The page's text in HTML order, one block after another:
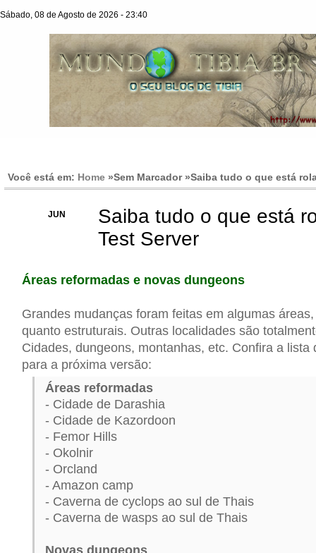
Sábado, 08 de Agosto de 2026 - 23:40
Você está em: Home »Sem Marcador »Saiba tudo o que está
JUN
Saiba tudo o que está
Test Server
Áreas reformadas e novas dungeons
Grandes mudanças foram feitas em algumas
quanto estruturais. Outras localidades são
Cidades, dungeons, montanhas, etc. Confira a lista
para a próxima versão:
Áreas reformadas
- Cidade de Darashia
- Cidade de Kazordoon
- Femor Hills
- Okolnir
- Orcland
- Amazon camp
- Caverna de cyclops ao sul de Thais
- Caverna de wasps ao sul de Thais
Novas dungeons